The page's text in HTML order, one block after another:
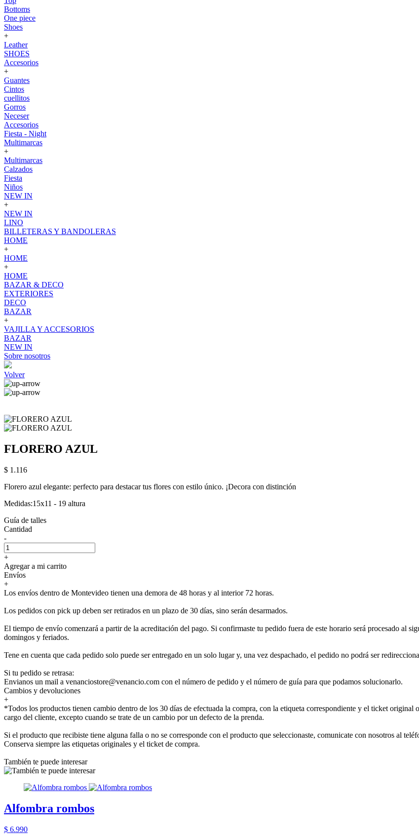
Bottoms
One piece
Shoes
+
Leather
SHOES
Accesorios
+
Guantes
Cintos
cuellitos
Gorros
Neceser
Accesorios
Fiesta - Night
Multimarcas
+
Multimarcas
Calzados
Fiesta
Niños
NEW IN
+
NEW IN
LINO
BILLETERAS Y BANDOLERAS
HOME
+
HOME
+
HOME
BAZAR & DECO
EXTERIORES
DECO
BAZAR
+
VAJILLA Y ACCESORIOS
BAZAR
NEW IN
Sobre nosotros
Volver
FLORERO AZUL
$ 1.116
Florero azul elegante: perfecto para destacar tus flores con estilo único. ¡Decora con distinción
Medidas:15x11 - 19 altura
Guía de talles
Cantidad
-
+
Agregar a mi carrito
Envíos
+
Los envíos dentro de Montevideo tienen una demora de 48 horas y al interior 72 horas.
Los pedidos con pick up deben ser retirados en un plazo de 30 días, sino serán desarmados.
El tiempo de envío comenzará a partir de la acreditación del pago. Si confirmaste tu pedido fuera de este horario será procesado al
domingos y feriados.
Tene en cuenta que cada pedido solo puede ser entregado en un solo lugar y, una vez despachado, el pedido no podrá ser
Si tu pedido se retrasa:
Envianos un mail a venanciostore@venancio.com con el número de pedido y el número de guía para que podamos solucionarlo.
Cambios y devoluciones
+
*Todos los productos tienen cambio dentro de los 30 días de efectuada la compra, con la etiqueta correspondiente y el ticket
cargo del cliente, excepto cuando se trate de un cambio por un defecto de la prenda.
Si el producto que recibiste tiene alguna falla o no se corresponde con el producto que seleccionaste, comunicate con nosotros al
Conserva siempre las etiquetas originales y el ticket de compra.
También te puede interesar
Alfombra rombos
$ 6.990